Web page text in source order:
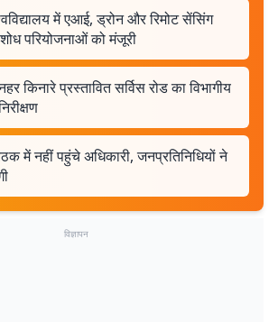
में एआई, ड्रोन और रिमोट सेंसिंग
परियोजनाओं को मंजूरी
किनारे प्रस्तावित सर्विस रोड का विभागीय
में नहीं पहुंचे अधिकारी, जनप्रतिनिधियों ने
विज्ञापन